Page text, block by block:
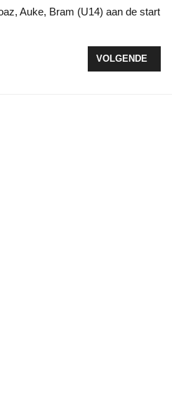
NIEUW SPORTCAFÉ OP 21
VOLGENDE
VOLGENDE